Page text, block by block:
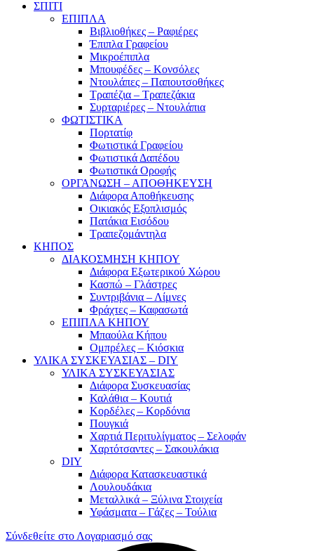
ΣΠΙΤΙ
ΕΠΙΠΛΑ
Βιβλιοθήκες – Ραφιέρες
Έπιπλα Γραφείου
Μικροέπιπλα
Μπουφέδες – Κονσόλες
Ντουλάπες – Παπουτσοθήκες
Τραπέζια – Τραπεζάκια
Συρταριέρες – Ντουλάπια
ΦΩΤΙΣΤΙΚΑ
Πορτατίφ
Φωτιστικά Γραφείου
Φωτιστικά Δαπέδου
Φωτιστικά Οροφής
ΟΡΓΑΝΩΣΗ – ΑΠΟΘΗΚΕΥΣΗ
Διάφορα Αποθήκευσης
Οικιακός Εξοπλισμός
Πατάκια Εισόδου
Τραπεζομάντηλα
ΚΗΠΟΣ
ΔΙΑΚΟΣΜΗΣΗ ΚΗΠΟΥ
Διάφορα Εξωτερικού Χώρου
Κασπώ – Γλάστρες
Συντριβάνια – Λίμνες
Φράχτες – Καφασωτά
ΕΠΙΠΛΑ ΚΗΠΟΥ
Μπαούλα Κήπου
Ομπρέλες – Κιόσκια
ΥΛΙΚΑ ΣΥΣΚΕΥΑΣΙΑΣ – DIY
ΥΛΙΚΑ ΣΥΣΚΕΥΑΣΙΑΣ
Διάφορα Συσκευασίας
Καλάθια – Κουτιά
Κορδέλες – Κορδόνια
Πουγκιά
Χαρτιά Περιτυλίγματος – Σελοφάν
Χαρτότσαντες – Σακουλάκια
DIY
Διάφορα Κατασκευαστικά
Λουλουδάκια
Μεταλλικά – Ξύλινα Στοιχεία
Υφάσματα – Γάζες – Τούλια
Σύνδεθείτε στο Λογαριασμό σας